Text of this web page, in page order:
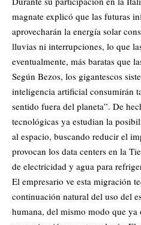
magnate explicó que las futuras
aprovecharán la energía solar
lluvias ni interrupciones, lo que
eventualmente, más baratas que
Según Bezos, los gigantescos
inteligencia artificial consumirán
sentido fuera del planeta”. De
tecnológicas ya estudian la
al espacio, buscando reducir el
provocan los data centers en la
de electricidad y agua para
El empresario ve esta migración
continuación natural del uso del
humana, del mismo modo que ya